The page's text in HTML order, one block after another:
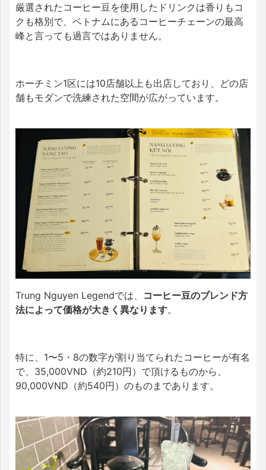
厳選されたコーヒー豆を使用したドリンクは香りもコ
クも格別で、ベトナムにあるコーヒーチェーンの最高
峰と言っても過言ではありません。
ホーチミン1区には10店舗以上も出店しており、どの店
舗もモダンで洗練された空間が広がっています。
Trung Nguyen Legendでは、 コーヒー豆のブレンド方
法によって価格が大きく異なります。
特に、1〜5・8の数字が割り当てられたコーヒーが有名
で、35,000VND（約210円）で頂けるものから、
90,000VND（約540円）のものまであります。